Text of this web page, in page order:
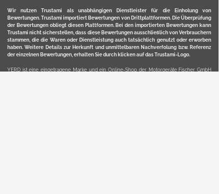
Wir nutzen Trustami als unabhängigen Dienstleister für die Einholung von
Bewertungen. Trustami importiert Bewertungen von Drittplattformen. Die Überprüfung
der Bewertungen obliegt diesen Plattformen. Bei den importierten Bewertungen kann
Trustami nicht sicherstellen, dass diese Bewertungen ausschließlich von Verbrauchern
stammen, die die Waren oder Dienstleistung auch tatsächlich genutzt oder erworben
haben. Weitere Details zur Herkunft und unmittelbaren Nachverfolung bzw. Referenz
der einzelnen Bewertungen, erhalten Sie durch klicken auf das Trustami-Logo.
YERD ist eine eingetragene Marke und ein Online-Shop der Motorgeräte Fischer GmbH